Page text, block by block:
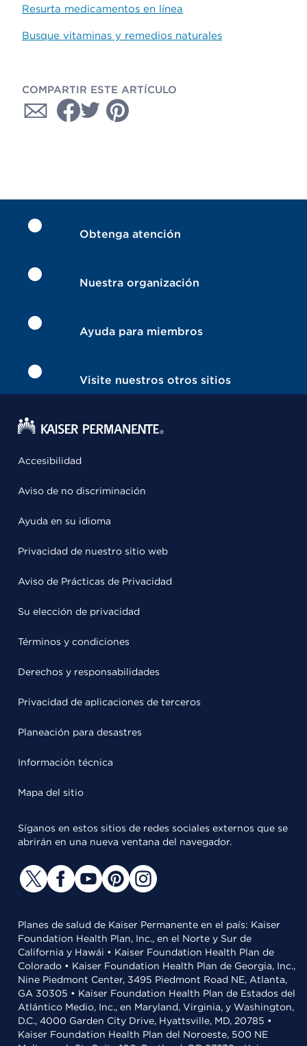
Resurta medicamentos en línea
Busque vitaminas y remedios naturales
COMPARTIR ESTE ARTÍCULO
Obtenga atención
Nuestra organización
Ayuda para miembros
Visite nuestros otros sitios
Accesibilidad
Aviso de no discriminación
Ayuda en su idioma
Privacidad de nuestro sitio web
Aviso de Prácticas de Privacidad
Su elección de privacidad
Términos y condiciones
Derechos y responsabilidades
Privacidad de aplicaciones de terceros
Planeación para desastres
Información técnica
Mapa del sitio
Síganos en estos sitios de redes sociales externos que se
abrirán en una nueva ventana del navegador.
Planes de salud de Kaiser Permanente en el país: Kaiser
Foundation Health Plan, Inc., en el Norte y Sur de
California y Hawái • Kaiser Foundation Health Plan de
Colorado • Kaiser Foundation Health Plan de Georgia, Inc.,
Nine Piedmont Center, 3495 Piedmont Road NE, Atlanta,
GA 30305 • Kaiser Foundation Health Plan de Estados del
Atlántico Medio, Inc., en Maryland, Virginia, y Washington,
D.C., 4000 Garden City Drive, Hyattsville, MD, 20785 •
Kaiser Foundation Health Plan del Noroeste, 500 NE